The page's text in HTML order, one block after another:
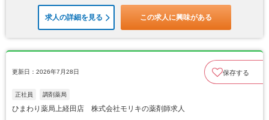
求人の詳細を見る この求人に興味がある
更新日：2026年7月28日 保存する
正社員 調剤薬局
ひまわり薬局上経田店 株式会社モリキの薬剤師求人